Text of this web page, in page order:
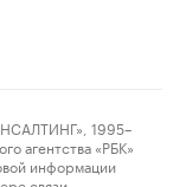
1995–
агентства «РБК»
информации